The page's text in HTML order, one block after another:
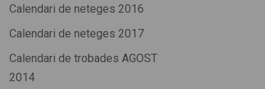
Calendari de neteges 2016
Calendari de neteges 2017
Calendari de trobades AGOST
2014